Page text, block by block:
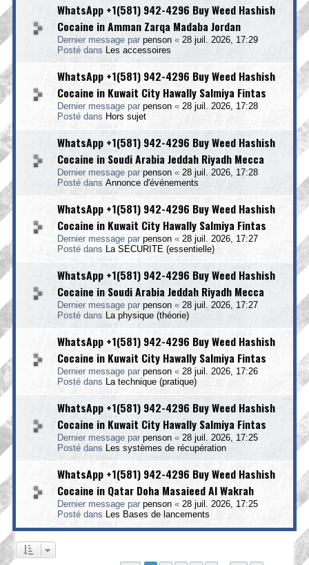
WhatsApp +1(581) 942-4296 Buy Weed Hashish
Cocaine in Amman Zarqa Madaba Jordan
Dernier message par penson « 28 juil. 2026, 17:29
Posté dans
Les accessoires
WhatsApp +1(581) 942-4296 Buy Weed Hashish
Cocaine in Kuwait City Hawally Salmiya Fintas
Dernier message par penson « 28 juil. 2026, 17:28
Posté dans Hors sujet
WhatsApp +1(581) 942-4296 Buy Weed Hashish
Cocaine in Soudi Arabia Jeddah Riyadh Mecca
Dernier message par penson « 28 juil. 2026, 17:28
Posté dans Annonce d'événements
WhatsApp +1(581) 942-4296 Buy Weed Hashish
Cocaine in Kuwait City Hawally Salmiya Fintas
Dernier message par penson « 28 juil. 2026, 17:27
Posté dans
La SECURITE (essentielle)
WhatsApp +1(581) 942-4296 Buy Weed Hashish
Cocaine in Soudi Arabia Jeddah Riyadh Mecca
Dernier message par penson « 28 juil. 2026, 17:27
Posté dans
La physique (théorie)
WhatsApp +1(581) 942-4296 Buy Weed Hashish
Cocaine in Kuwait City Hawally Salmiya Fintas
Dernier message par penson « 28 juil. 2026, 17:26
Posté dans
La technique (pratique)
WhatsApp +1(581) 942-4296 Buy Weed Hashish
Cocaine in Kuwait City Hawally Salmiya Fintas
Dernier message par penson « 28 juil. 2026, 17:25
Posté dans
Les systèmes de récupération
WhatsApp +1(581) 942-4296 Buy Weed Hashish
Cocaine in Qatar Doha Masaieed Al Wakrah
Dernier message par penson « 28 juil. 2026, 17:25
Posté dans
Les Bases de lancements